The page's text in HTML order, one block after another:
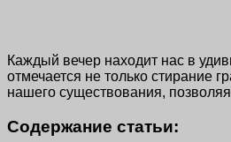
Каждый вечер находит нас в
отмечается не только стирание
нашего существования,
Содержание статьи: